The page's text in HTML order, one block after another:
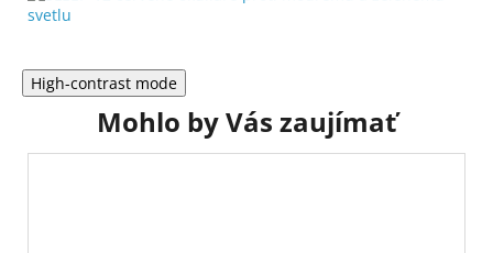
High-contrast mode
Mohlo by Vás zaujímať